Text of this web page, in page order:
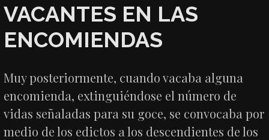
VACANTES EN LAS
ENCOMIENDAS
Muy posteriormente, cuando vacaba alguna
encomienda, extinguiéndose el número de
vidas señaladas para su goce, se convocaba por
medio de los edictos a los descendientes de los